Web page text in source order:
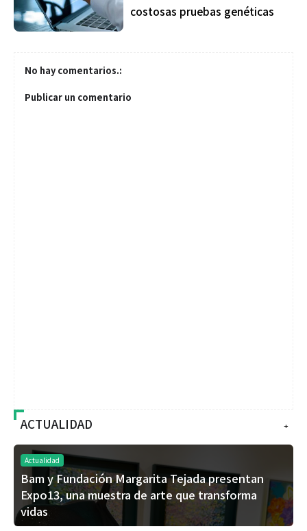
costosas pruebas genéticas
No hay comentarios.:
Publicar un comentario
+
ACTUALIDAD
Actualidad
Bam y Fundación Margarita Tejada presentan
Expo13, una muestra de arte que transforma
vidas